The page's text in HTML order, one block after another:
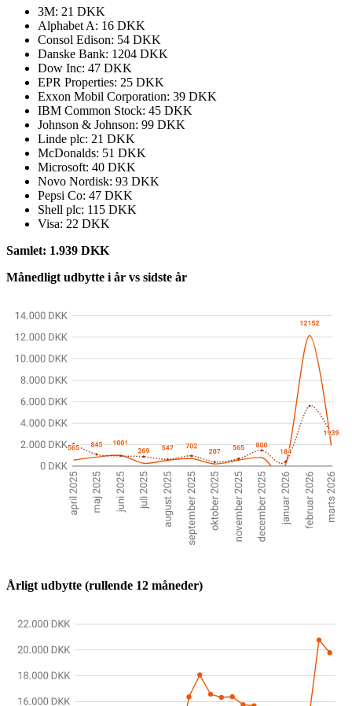
3M: 21 DKK
Alphabet A: 16 DKK
Consol Edison: 54 DKK
Danske Bank: 1204 DKK
Dow Inc: 47 DKK
EPR Properties: 25 DKK
Exxon Mobil Corporation: 39 DKK
IBM Common Stock: 45 DKK
Johnson & Johnson: 99 DKK
Linde plc: 21 DKK
McDonalds: 51 DKK
Microsoft: 40 DKK
Novo Nordisk: 93 DKK
Pepsi Co: 47 DKK
Shell plc: 115 DKK
Visa: 22 DKK
Samlet: 1.939 DKK
Månedligt udbytte i år vs sidste år
Årligt udbytte (rullende 12 måneder)